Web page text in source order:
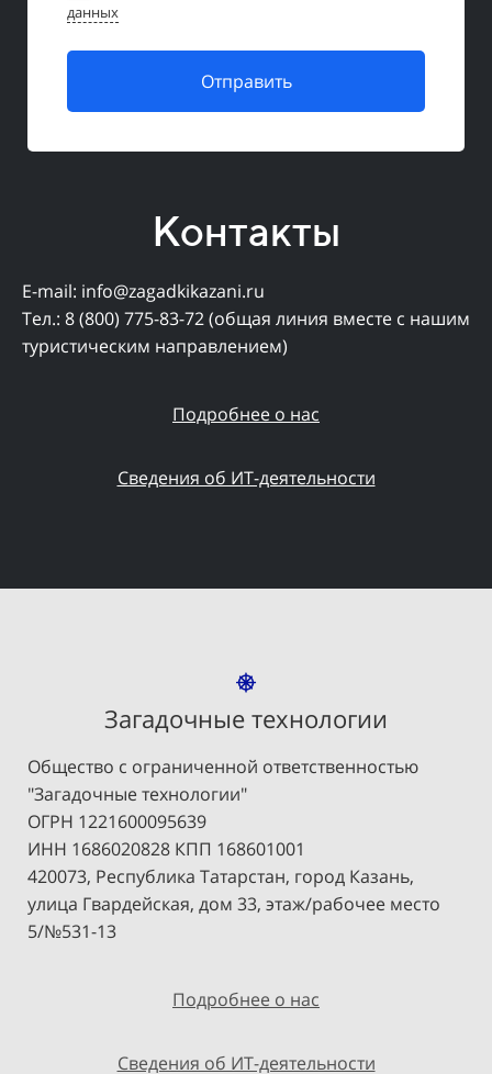
данных
Отправить
Контакты
E-mail: info@zagadkikazani.ru
Тел.: 8 (800) 775-83-72 (общая линия вместе с нашим
туристическим направлением)
Подробнее о нас
Сведения об ИТ-деятельности
Загадочные технологии
Общество с ограниченной ответственностью
"Загадочные технологии"
ОГРН 1221600095639
ИНН 1686020828 КПП 168601001
420073, Республика Татарстан, город Казань,
улица Гвардейская, дом 33, этаж/рабочее место
5/№531-13
Подробнее о нас
Сведения об ИТ-деятельности